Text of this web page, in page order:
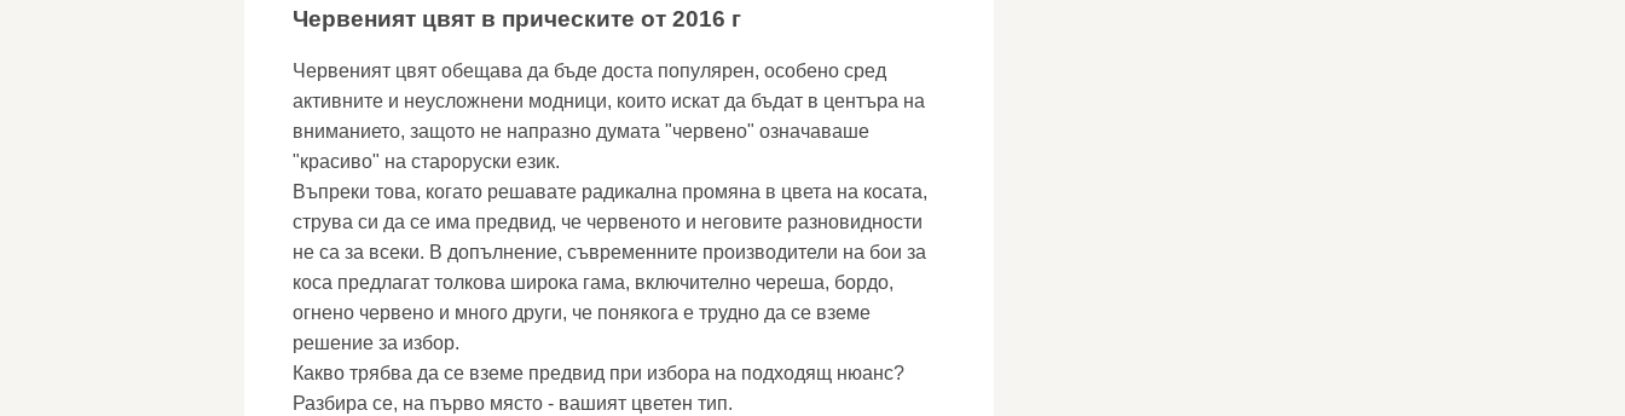
Червеният цвят в прическите от 2016 г
Червеният цвят обещава да бъде доста популярен, особено сред
активните и неусложнени модници, които искат да бъдат в центъра на
вниманието, защото не напразно думата "червено" означаваше
"красиво" на староруски език.
Въпреки това, когато решавате радикална промяна в цвета на косата,
струва си да се има предвид, че червеното и неговите разновидности
не са за всеки. В допълнение, съвременните производители на бои за
коса предлагат толкова широка гама, включително череша, бордо,
огнено червено и много други, че понякога е трудно да се вземе
решение за избор.
Какво трябва да се вземе предвид при избора на подходящ нюанс?
Разбира се, на първо място - вашият цветен тип.